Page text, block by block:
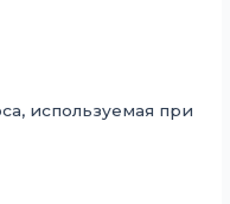
используемая при